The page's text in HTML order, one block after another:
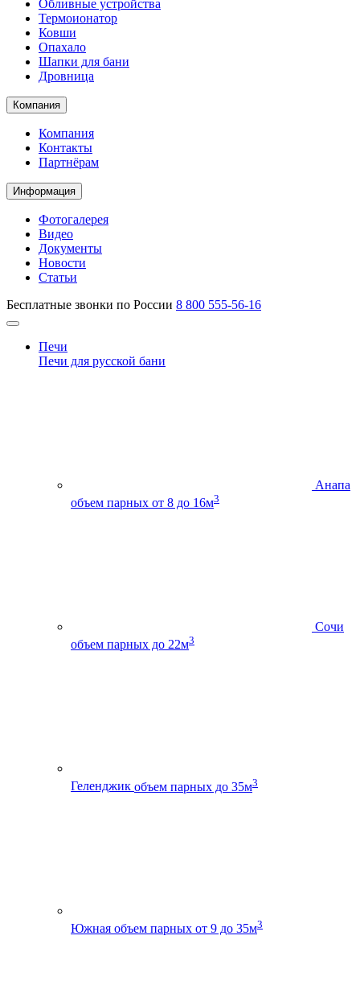
Обливные устройства
Термоионатор
Ковши
Опахало
Шапки для бани
Дровница
Компания
Компания
Контакты
Партнёрам
Информация
Фотогалерея
Видео
Документы
Новости
Статьи
Бесплатные звонки по России 8 800 555-56-16
Печи
Печи для русской бани
Анапа
объем парных от 8 до 16м3
Сочи
объем парных до 22м3
Геленджик объем парных до 35м3
Южная объем парных от 9 до 35м3